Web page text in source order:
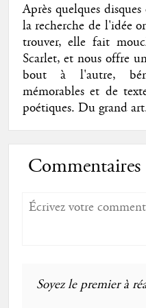
Après quelques
la recherche de l'idée
trouver, elle fait
Scarlet, et nous offre
bout à l'autre,
mémorables et de
poétiques. Du grand
Commentaires
Soyez le premier à